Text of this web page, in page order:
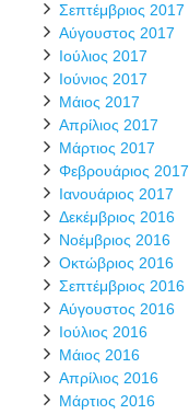
Σεπτέμβριος 2017
Αύγουστος 2017
Ιούλιος 2017
Ιούνιος 2017
Μάιος 2017
Απρίλιος 2017
Μάρτιος 2017
Φεβρουάριος 2017
Ιανουάριος 2017
Δεκέμβριος 2016
Νοέμβριος 2016
Οκτώβριος 2016
Σεπτέμβριος 2016
Αύγουστος 2016
Ιούλιος 2016
Μάιος 2016
Απρίλιος 2016
Μάρτιος 2016